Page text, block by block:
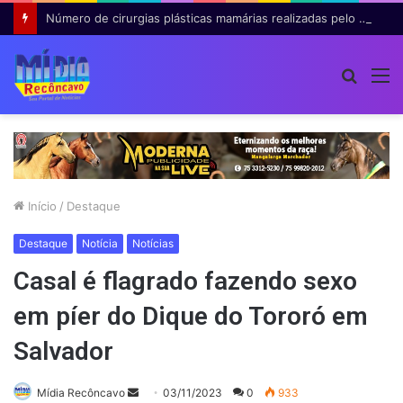
Número de cirurgias plásticas mamárias realizadas pelo SUS cresce 54% em dez anos
Início / Destaque
Destaque Notícia Notícias
Casal é flagrado fazendo sexo
em píer do Dique do Tororó em
Salvador
Mídia Recôncavo
Mande03/11/2023 0 933